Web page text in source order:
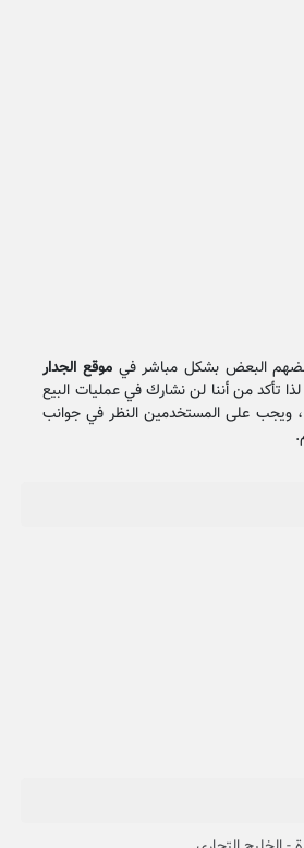
البعض بشكل مباشر في موقع الجدار
تأكد من أننا لن نشارك في عمليات البيع
، ويجب على المستخدمين النظر في جوانب